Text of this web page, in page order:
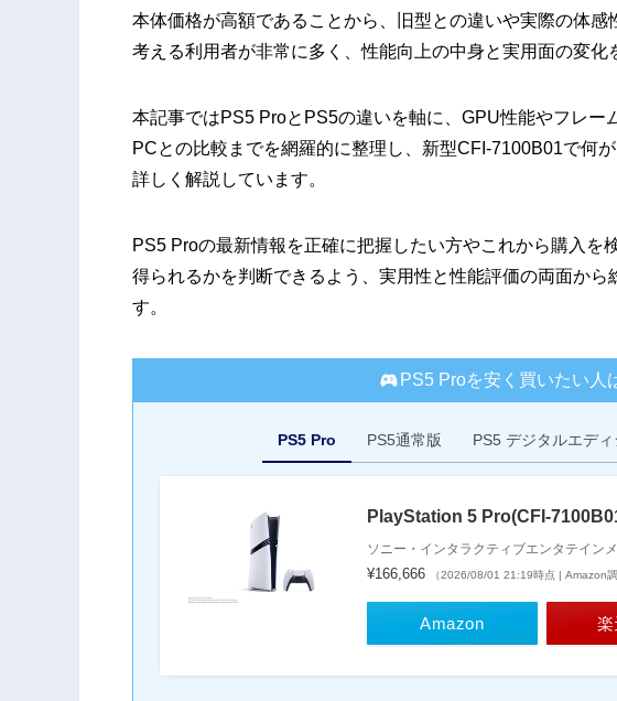
本体価格が高額であることから、旧型との違いや実際の体
考える利用者が非常に多く、性能向上の中身と実用面の変化
本記事ではPS5 ProとPS5の違いを軸に、GPU性能やフレー
PCとの比較までを網羅的に整理し、新型CFI-7100B01で何
詳しく解説しています。
PS5 Proの最新情報を正確に把握したい方やこれから購入を
得られるかを判断できるよう、実用性と性能評価の両面か
す。
PS5 Proを安く買いたい人
PS5 Pro PS5通常版 PS5 デジタルエディ
PlayStation 5 Pro(CFI-
ソニー・インタラクティブエンタテイン
¥166,666 （2026/08/01 21:19時点 | Amazon調
Amazon